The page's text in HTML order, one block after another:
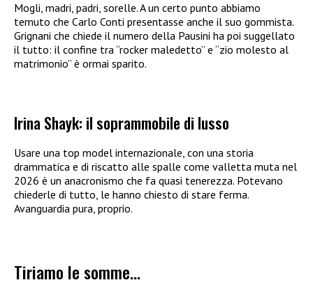
Mogli, madri, padri, sorelle. A un certo punto abbiamo
temuto che Carlo Conti presentasse anche il suo gommista.
Grignani che chiede il numero della Pausini ha poi suggellato
il tutto: il confine tra “rocker maledetto” e “zio molesto al
matrimonio” è ormai sparito.
Irina Shayk: il soprammobile di lusso
Usare una top model internazionale, con una storia
drammatica e di riscatto alle spalle come valletta muta nel
2026 è un anacronismo che fa quasi tenerezza. Potevano
chiederle di tutto, le hanno chiesto di stare ferma.
Avanguardia pura, proprio.
Tiriamo le somme…